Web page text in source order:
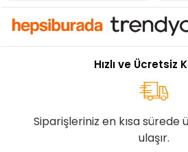
Hızlı ve Ücretsiz
Siparişleriniz en kısa sürede
ulaşır.